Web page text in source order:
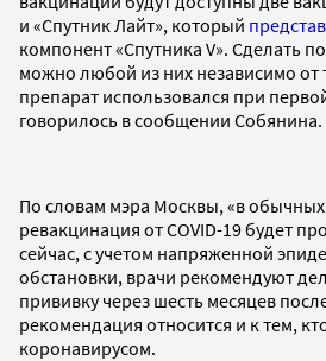
и «Спутник Лайт», который
компонент «Спутника V». Сделать
можно любой из них независимо от
препарат использовался при
говорилось в сообщении Собянина.
По словам мэра Москвы, «в обычных
ревакцинация от COVID-19 будет
сейчас, с учетом напряженной
обстановки, врачи рекомендуют
прививку через шесть месяцев
рекомендация относится и к тем,
коронавирусом.